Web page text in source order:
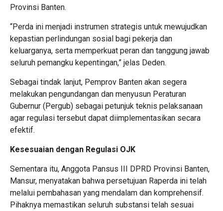
Provinsi Banten.
​“Perda ini menjadi instrumen strategis untuk mewujudkan
kepastian perlindungan sosial bagi pekerja dan
keluarganya, serta memperkuat peran dan tanggung jawab
seluruh pemangku kepentingan,” jelas Deden.
​Sebagai tindak lanjut, Pemprov Banten akan segera
melakukan pengundangan dan menyusun Peraturan
Gubernur (Pergub) sebagai petunjuk teknis pelaksanaan
agar regulasi tersebut dapat diimplementasikan secara
efektif.
​Kesesuaian dengan Regulasi OJK
​Sementara itu, Anggota Pansus III DPRD Provinsi Banten,
Mansur, menyatakan bahwa persetujuan Raperda ini telah
melalui pembahasan yang mendalam dan komprehensif.
Pihaknya memastikan seluruh substansi telah sesuai